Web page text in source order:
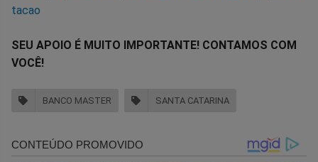
tacao
SEU APOIO É MUITO IMPORTANTE! CONTAMOS COM
VOCÊ!
BANCO MASTER SANTA CATARINA